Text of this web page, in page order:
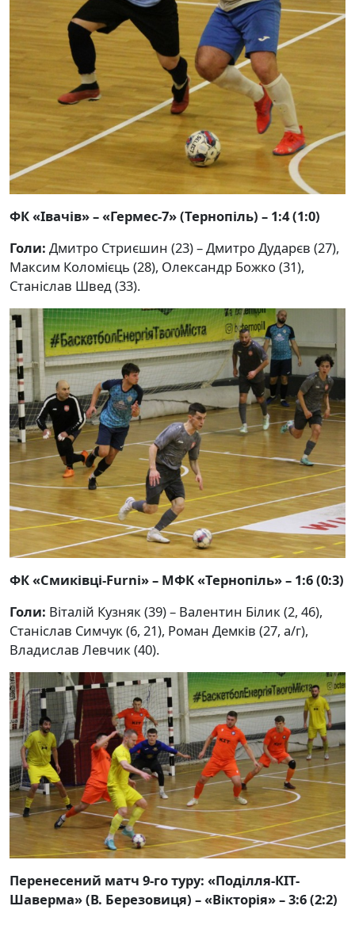
ФК «Івачів» – «Гермес-7» (Тернопіль) – 1:4 (1:0)
Голи: Дмитро Стриєшин (23) – Дмитро Дударєв (27),
Максим Коломієць (28), Олександр Божко (31),
Станіслав Швед (33).
ФК «Смиківці-Furni» – МФК «Тернопіль» – 1:6 (0:3)
Голи: Віталій Кузняк (39) – Валентин Білик (2, 46),
Станіслав Симчук (6, 21), Роман Демків (27, а/г),
Владислав Левчик (40).
Перенесений матч 9-го туру: «Поділля-КІТ-
Шаверма» (В. Березовиця) – «Вікторія» – 3:6 (2:2)